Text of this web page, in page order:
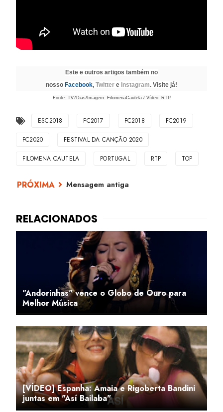
Este e outros artigos também no
nosso Facebook, Twitter e Instagram. Visite já!
Fonte: TV7Dias/Imagem: FilomenaCautela / Vídeo: RTP
ESC2018 FC2017 FC2018 FC2019
FC2020 FESTIVAL DA CANÇÃO 2020
FILOMENA CAUTELA PORTUGAL RTP TOP
Mensagem antiga
"Andorinhas" vence o Globo de Ouro para
Melhor Música
[VÍDEO] Espanha: Amaia e Rigoberta Bandini
juntas em "Así Bailaba"